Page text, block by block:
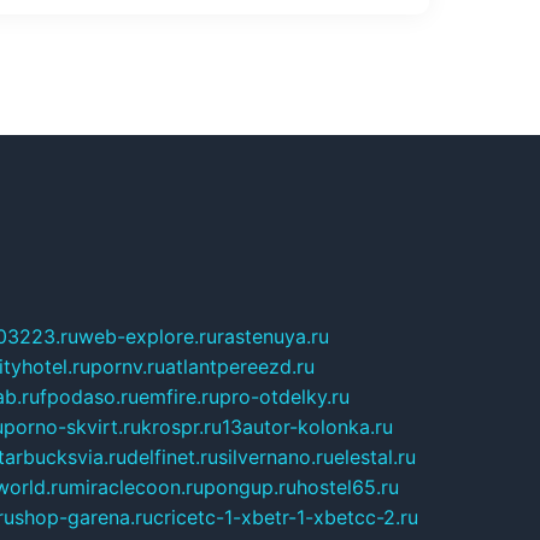
web-explore.rurastenuya.ru
pornv.ruatlantpereezd.ru
fpodaso.ruemfire.rupro-otdelky.ru
porno-skvirt.rukrospr.ru13autor-kolonka.ru
delfinet.rusilvernano.ruelestal.ru
miraclecoon.rupongup.ruhostel65.ru
shop-garena.rucricetc-1-xbetr-1-xbetcc-2.ru